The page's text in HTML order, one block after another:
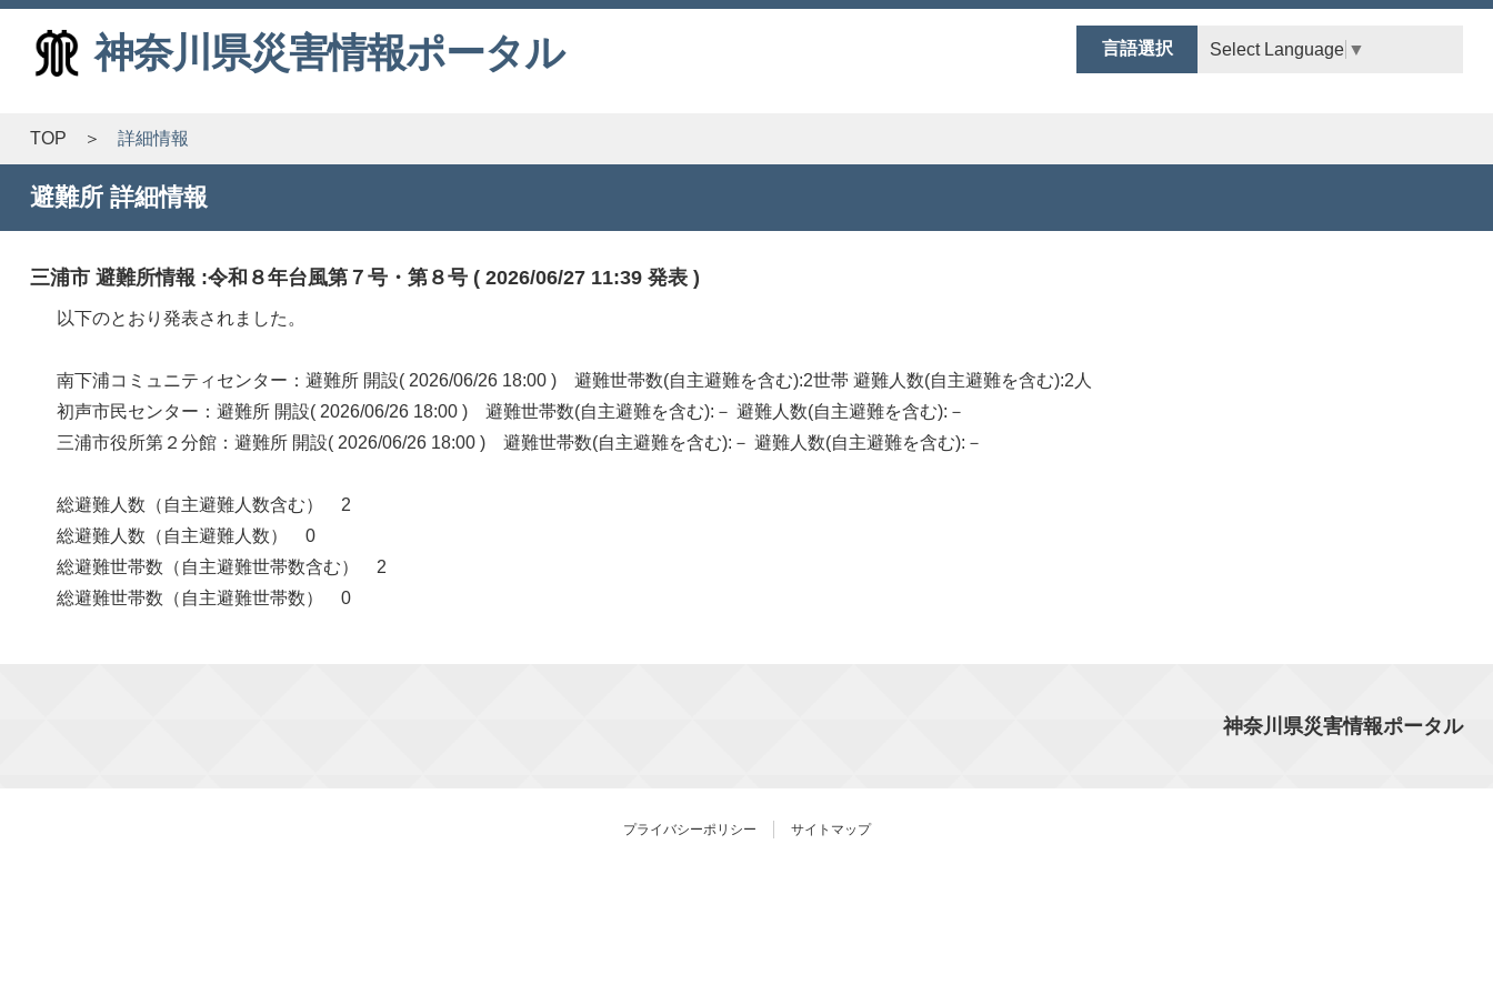
言語選択 Select Language ▼
神奈川県災害情報ポータル
TOP 詳細情報
避難所 詳細情報
三浦市 避難所情報 :令和８年台風第７号・第８号 ( 2026/06/27 11:39 発表 )
以下のとおり発表されました。
南下浦コミュニティセンター：避難所 開設( 2026/06/26 18:00 ) 避難世帯数(自主避難を含む):2世帯 避難人数(自主避難を含む):2人
初声市民センター：避難所 開設( 2026/06/26 18:00 ) 避難世帯数(自主避難を含む):－ 避難人数(自主避難を含む):－
三浦市役所第２分館：避難所 開設( 2026/06/26 18:00 ) 避難世帯数(自主避難を含む):－ 避難人数(自主避難を含む):－
総避難人数（自主避難人数含む） 2
総避難人数（自主避難人数） 0
総避難世帯数（自主避難世帯数含む） 2
総避難世帯数（自主避難世帯数） 0
神奈川県災害情報ポータル
プライバシーポリシー サイトマップ